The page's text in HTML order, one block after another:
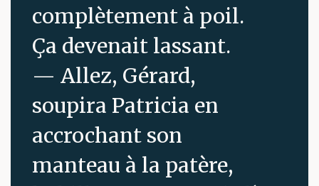
complètement à poil.
Ça devenait lassant.
— Allez, Gérard,
soupira Patricia en
accrochant son
manteau à la patère,